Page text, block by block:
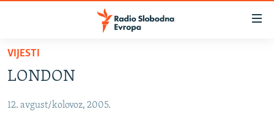
Pređite
glavni
Pređite
SRBIJA
VIJESTI
LONDON
12. avgust/kolovoz, 2005.